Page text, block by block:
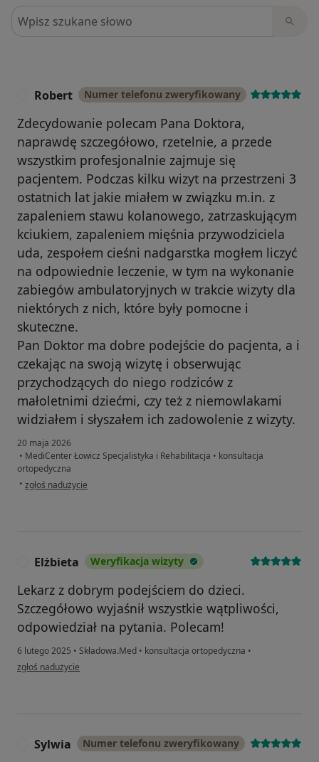
Szukaj w opiniach
Robert Numer telefonu zweryfikowany
Zdecydowanie polecam Pana Doktora,
naprawdę szczegółowo, rzetelnie, a przede
wszystkim profesjonalnie zajmuje się
pacjentem. Podczas kilku wizyt na przestrzeni 3
ostatnich lat jakie miałem w związku m.in. z
zapaleniem stawu kolanowego, zatrzaskującym
kciukiem, zapaleniem mięśnia przywodziciela
uda, zespołem cieśni nadgarstka mogłem liczyć
na odpowiednie leczenie, w tym na wykonanie
zabiegów ambulatoryjnych w trakcie wizyty dla
niektórych z nich, które były pomocne i
skuteczne.
Pan Doktor ma dobre podejście do pacjenta, a i
czekając na swoją wizytę i obserwując
przychodzących do niego rodziców z
małoletnimi dziećmi, czy też z niemowlakami
widziałem i słyszałem ich zadowolenie z wizyty.
20 maja 2026
• MediCenter Łowicz Specjalistyka i Rehabilitacja • konsultacja
ortopedyczna
• w opinii użytkownika Robert
zgłoś nadużycie
Elżbieta Weryfikacja wizyty
Lekarz z dobrym podejściem do dzieci.
Szczegółowo wyjaśnił wszystkie wątpliwości,
odpowiedział na pytania. Polecam!
6 lutego 2025 • Składowa.Med • konsultacja ortopedyczna •
w opinii użytkownika Elżbieta
zgłoś nadużycie
Sylwia Numer telefonu zweryfikowany